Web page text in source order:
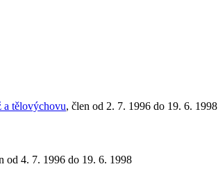
a tělovýchovu, člen od 2. 7. 1996 do 19. 6. 1998
od 4. 7. 1996 do 19. 6. 1998